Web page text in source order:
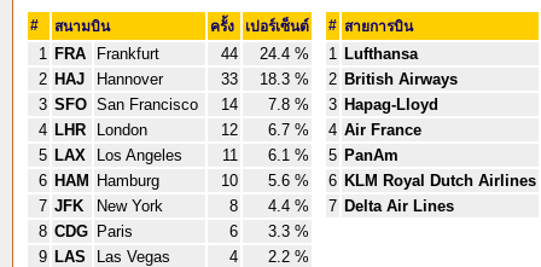
# สนามบิน ครั้ง เปอร์เซ็นต์
1 FRA Frankfurt 44
24.4 %
2 HAJ Hannover 33
18.3 %
3 SFO San Francisco 14
7.8 %
4 LHR London 12
6.7 %
5 LAX Los Angeles 11
6.1 %
6 HAM Hamburg 10
5.6 %
7 JFK New York 8
4.4 %
8 CDG Paris 6
3.3 %
9 LAS Las Vegas 4
2.2 %
# สายการบิน
1 Lufthansa
2 British Airways
3 Hapag-Lloyd
4 Air France
5 PanAm
6 KLM Royal Dutch Airlines
7 Delta Air Lines